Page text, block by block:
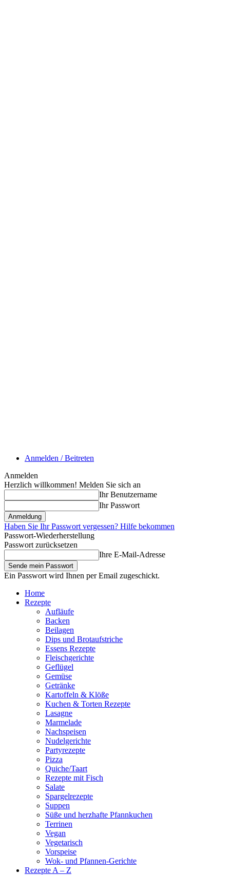
Anmelden / Beitreten
Anmelden
Herzlich willkommen! Melden Sie sich an
Ihr Benutzername
Ihr Passwort
Haben Sie Ihr Passwort vergessen? Hilfe bekommen
Passwort-Wiederherstellung
Passwort zurücksetzen
Ihre E-Mail-Adresse
Ein Passwort wird Ihnen per Email zugeschickt.
Home
Rezepte
Aufläufe
Backen
Beilagen
Dips und Brotaufstriche
Essens Rezepte
Fleischgerichte
Geflügel
Gemüse
Getränke
Kartoffeln & Klöße
Kuchen & Torten Rezepte
Lasagne
Marmelade
Nachspeisen
Nudelgerichte
Partyrezepte
Pizza
Quiche/Taart
Rezepte mit Fisch
Salate
Spargelrezepte
Suppen
Süße und herzhafte Pfannkuchen
Terrinen
Vegan
Vegetarisch
Vorspeise
Wok- und Pfannen-Gerichte
Rezepte A – Z